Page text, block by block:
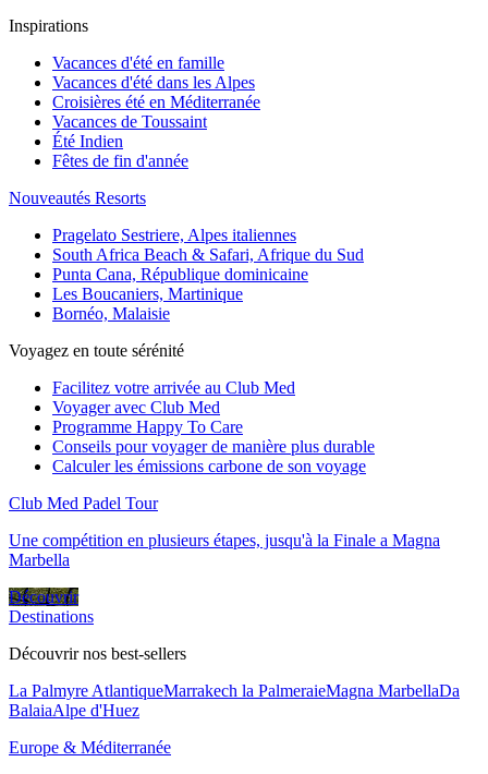
Inspirations
Vacances d'été en famille
Vacances d'été dans les Alpes
Croisières été en Méditerranée
Vacances de Toussaint
Été Indien
Fêtes de fin d'année
Nouveautés Resorts
Pragelato Sestriere, Alpes italiennes
South Africa Beach & Safari, Afrique du Sud
Punta Cana, République dominicaine
Les Boucaniers, Martinique
Bornéo, Malaisie
Voyagez en toute sérénité
Facilitez votre arrivée au Club Med
Voyager avec Club Med
Programme Happy To Care
Conseils pour voyager de manière plus durable
Calculer les émissions carbone de son voyage
Club Med Padel Tour
Une compétition en plusieurs étapes, jusqu'à la Finale a Magna
Marbella
Découvrir
Destinations
Découvrir nos best-sellers
La Palmyre AtlantiqueMarrakech la PalmeraieMagna MarbellaDa
BalaiaAlpe d'Huez
Europe & Méditerranée